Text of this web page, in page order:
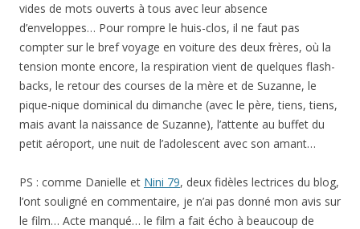
vides de mots ouverts à tous avec leur absence
d’enveloppes… Pour rompre le huis-clos, il ne faut pas
compter sur le bref voyage en voiture des deux frères, où la
tension monte encore, la respiration vient de quelques flash-
backs, le retour des courses de la mère et de Suzanne, le
pique-nique dominical du dimanche (avec le père, tiens, tiens,
mais avant la naissance de Suzanne), l’attente au buffet du
petit aéroport, une nuit de l’adolescent avec son amant…
PS : comme Danielle et Nini 79, deux fidèles lectrices du blog,
l’ont souligné en commentaire, je n’ai pas donné mon avis sur
le film… Acte manqué… le film a fait écho à beaucoup de